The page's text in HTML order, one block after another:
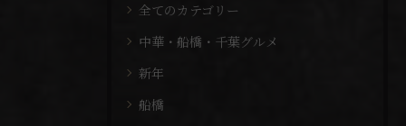
全てのカテゴリー
中華・船橋・千葉グルメ
新年
船橋